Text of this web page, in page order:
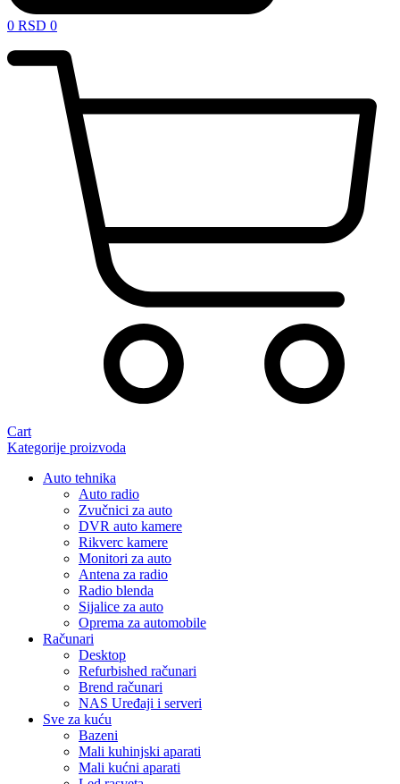
0 RSD 0
Cart
Kategorije proizvoda
Auto tehnika
Auto radio
Zvučnici za auto
DVR auto kamere
Rikverc kamere
Monitori za auto
Antena za radio
Radio blenda
Sijalice za auto
Oprema za automobile
Računari
Desktop
Refurbished računari
Brend računari
NAS Uređaji i serveri
Sve za kuću
Bazeni
Mali kuhinjski aparati
Mali kućni aparati